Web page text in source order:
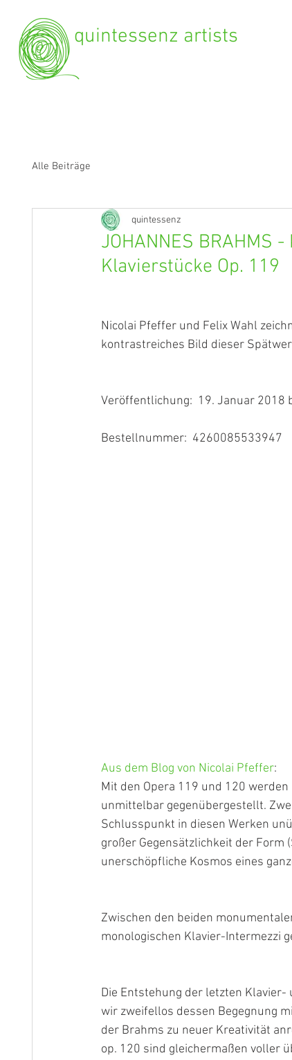
quintessenz artists
Alle Beiträge
JOHANNES BRAHMS
Klavierstücke Op. 119
quintessenz
Nicolai Pfeffer und Felix Wahl
kontrastreiches Bild dieser
Veröffentlichung:  19. Januar 2018
Bestellnummer:  4260085533947
Aus dem Blog von Nicolai Pfeffer:
Mit den Opera 119 und 120
unmittelbar gegenübergestellt.
Schlusspunkt in diesen Werken
großer Gegensätzlichkeit der Form
unerschöpfliche Kosmos eines
Zwischen den beiden
monologischen Klavier-Intermezzi
Die Entstehung der letzten
wir zweifellos dessen Begegnung
der Brahms zu neuer Kreativität
op. 120 sind gleichermaßen voller